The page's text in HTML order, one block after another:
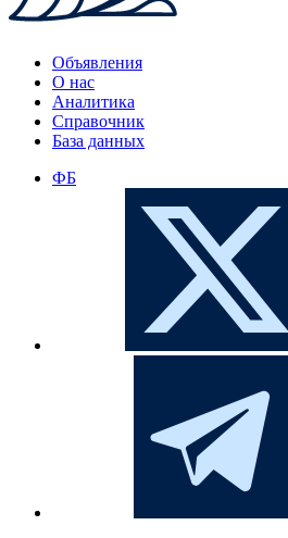
Объявления
О нас
Аналитика
Справочник
База данных
ФБ